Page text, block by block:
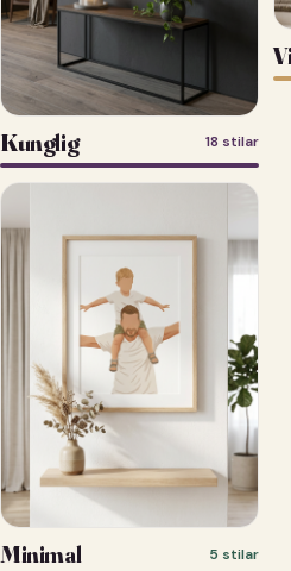
Kunglig 18 stilar
Minimal 5 stilar